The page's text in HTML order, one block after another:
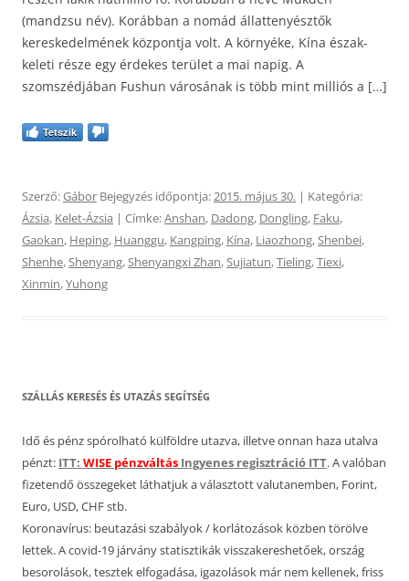
(mandzsu név). Korábban a nomád állattenyésztők
kereskedelmének központja volt. A környéke, Kína észak-
keleti része egy érdekes terület a mai napig. A
szomszédjában Fushun városának is több mint milliós a […]
Tetszik
Szerző:Gábor Bejegyzés időpontja:2015. május 30. | Kategória:
Ázsia, Kelet-Ázsia | Címke:Anshan, Dadong, Dongling, Faku,
Gaokan, Heping, Huanggu, Kangping, Kína, Liaozhong,Shenbei,
Shenhe,Shenyang,Shenyangxi Zhan,Sujiatun,Tieling,Tiexi,
Xinmin,Yuhong
SZÁLLÁS KERESÉS ÉS UTAZÁS SEGÍTSÉG
Idő és pénz spórolható külföldre utazva, illetve onnan haza utalva
pénzt: ITT: WISE pénzváltás Ingyenes regisztráció ITT. A valóban
fizetendő összegeket láthatjuk a választott valutanemben, Forint,
Euro, USD, CHF stb.
Koronavírus: beutazási szabályok / korlátozások közben törölve
lettek. A covid-19 járvány statisztikák visszakereshetőek, ország
besorolások, tesztek elfogadása, igazolások már nem kellenek, friss